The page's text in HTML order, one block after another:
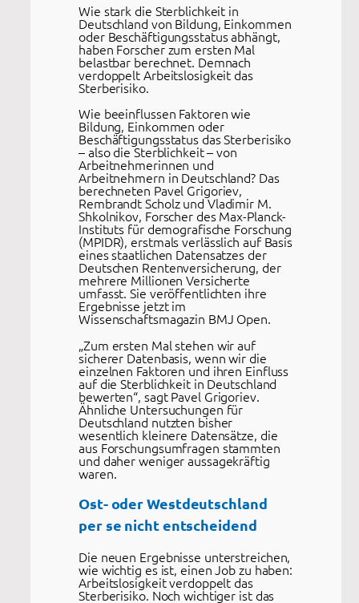
Wie stark die Sterblichkeit in
Deutschland von Bildung, Einkommen
oder Beschäftigungsstatus abhängt,
haben Forscher zum ersten Mal
belastbar berechnet. Demnach
verdoppelt Arbeitslosigkeit das
Sterberisiko.
Wie beeinflussen Faktoren wie
Bildung, Einkommen oder
Beschäftigungsstatus das Sterberisiko
– also die Sterblichkeit – von
Arbeitnehmerinnen und
Arbeitnehmern in Deutschland? Das
berechneten Pavel Grigoriev,
Rembrandt Scholz und Vladimir M.
Shkolnikov, Forscher des Max-Planck-
Instituts für demografische Forschung
(MPIDR), erstmals verlässlich auf Basis
eines staatlichen Datensatzes der
Deutschen Rentenversicherung, der
mehrere Millionen Versicherte
umfasst. Sie veröffentlichten ihre
Ergebnisse jetzt im
Wissenschaftsmagazin BMJ Open.
„Zum ersten Mal stehen wir auf
sicherer Datenbasis, wenn wir die
einzelnen Faktoren und ihren Einfluss
auf die Sterblichkeit in Deutschland
bewerten“, sagt Pavel Grigoriev.
Ähnliche Untersuchungen für
Deutschland nutzten bisher
wesentlich kleinere Datensätze, die
aus Forschungsumfragen stammten
und daher weniger aussagekräftig
waren.
Ost- oder Westdeutschland
per se nicht entscheidend
Die neuen Ergebnisse unterstreichen,
wie wichtig es ist, einen Job zu haben:
Arbeitslosigkeit verdoppelt das
Sterberisiko. Noch wichtiger ist das